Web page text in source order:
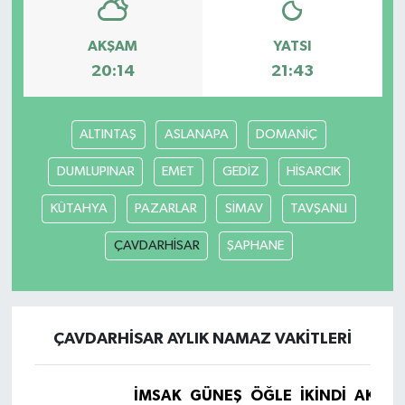
AKŞAM
20:14
YATSI
21:43
ALTINTAŞ ASLANAPA DOMANİÇ
DUMLUPINAR EMET GEDİZ HİSARCIK
KÜTAHYA PAZARLAR SİMAV TAVŞANLI
ÇAVDARHİSAR ŞAPHANE
ÇAVDARHİSAR AYLIK NAMAZ VAKITLERI
İMSAK GÜNEŞ ÖĞLE İKINDI